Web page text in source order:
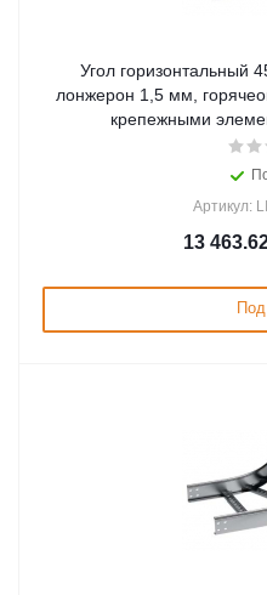
Угол горизонтальный
лонжерон 1,5 мм,
крепежными
Артикул:
13
Под